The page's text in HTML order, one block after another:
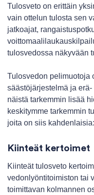
Tulosveto on erittäin
vain ottelun tulosta sen
jatkoajat,
tulosvedossa näkyvään
Tulosvedon pelimuotoja
säästöjärjestelmä ja
näistä tarkemmin lisää
keskitymme tarkemmin
joita on siis
Kiinteät kertoimet
Kiinteät tulosveto
vedonlyöntitoimiston tai
toimittavan kolmannen